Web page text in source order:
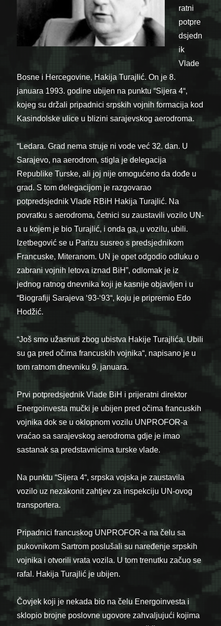
ratni
potpre
dsjedn
ik
Vlade
Bosne i Hercegovine, Hakija Turajlić. On je 8.
januara 1993. godine ubijen na punktu “Sijera 4“,
kojeg su držali pripadnici srpskih vojnih formacija kod
Kasindolske ulice u blizini sarajevskog aerodroma.
“Ledara. Grad nema struje ni vode već 32. dan. U
Sarajevo, na aerodrom, stigla je delegacija
Republike Turske, ali joj nije omogućeno da dođe u
grad. S tom delegacijom je razgovarao
potpredsjednik Vlade RBiH Hakija Turajlić. Na
povratku s aerodroma, četnici su zaustavili vozilo UN-
a u kojem je bio Turajlić, i onda ga, u vozilu, ubili.
Izetbegović se u Parizu susreo s predsjednikom
Francuske, Miteranom. UN je opet odgodio odluku o
zabrani vojnih letova iznad BiH”, odlomak je iz
jednog ratnog dnevnika koji je kasnije objavljen i u
“Biografiji Sarajeva ‘93-‘93“, koju je pripremio Edo
Hodžić.
“Još smo užasnuti zbog ubistva Hakije Turajlića. Ubili
su ga pred očima francuskih vojnika“, napisano je u
tom ratnom dnevniku 9. januara.
Prvi potpredsjednik Vlade BiH i prijeratni direktor
Energoinvesta mučki je ubijen pred očima francuskih
vojnika dok se u oklopnom vozilu UNPROFOR-a
vraćao sa sarajevskog aerodroma gdje je imao
sastanak sa predstavnicima turske vlade.
Na punktu “Sijera 4“, srpska vojska je zaustavila
vozilo uz nezakonit zahtjev za inspekciju UN-ovog
transportera.
Pripadnici francuskog UNPROFOR-a na čelu sa
pukovnikom Sartrom poslušali su naređenje srpskih
vojnika i otvorili vrata vozila. U tom trenutku začuo se
rafal. Hakija Turajlić je ubijen.
Čovjek koji je nekada bio na čelu Energoinvesta i
sklopio brojne poslovne ugovore zahvaljujući kojima